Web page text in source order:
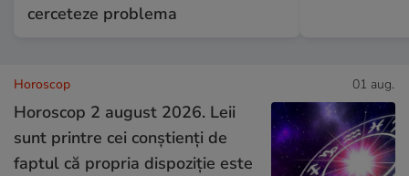
cerceteze problema
Horoscop 01 aug.
Horoscop 2 august 2026. Leii
sunt printre cei conștienți de
faptul că propria dispoziție este